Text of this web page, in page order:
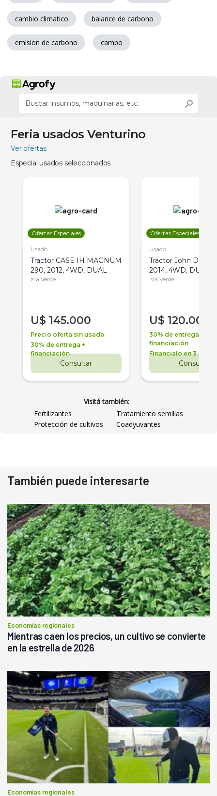
cambio climatico balance de carbono
emision de carbono campo
Feria usados Venturino
Ver ofertas
Especial usados seleccionados
Ofertas Especiales
Usado
Tractor CASE IH MAGNUM
290, 2012, 4WD, DUAL
Isla Verde
U$ 145.000
Precio oferta sin usado
30% de entrega +
financiación
Consultar
Ofertas Especiales
Usado
Tractor John Deere
2014, 4WD, DUAL
Isla Verde
U$ 120.000
30% de entrega +
financiación
Financialo en 3 años
Consultar
Visitá también:
Fertilizantes
Tratamiento semillas
Protección de cultivos
Coadyuvantes
También puede interesarte
Economías regionales
Mientras caen los precios, un cultivo se convierte
en la estrella de 2026
Economías regionales